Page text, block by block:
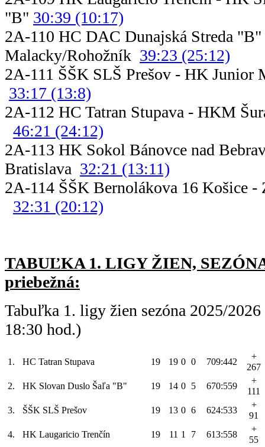
"B" 30:39 (10:17)
2A-110 HC DAC Dunajská Streda "B"
Malacky/Rohožník 39:23 (25:12)
2A-111 ŠŠK SLŠ Prešov -
33:17 (13:8)
2A-112 HC Tatran Stupava
46:21 (24:12)
2A-113 HK Sokol Bánovce nad
Bratislava 32:21 (13:11)
2A-114 ŠŠK Bernolákova 16 Košice
32:31 (20:12)
TABUĽKA 1. LIGY ŽIEN,
priebežná:
Tabuľka 1. ligy žien sezóna 2025/
18:30 hod.)
1. HC Tatran Stupava 19 19 0 0 709:442
+
267
2.
HK Slovan Duslo Šaľa "B" 19 14 0 5 670:559
+
111
3.
ŠŠK SLŠ Prešov 19 13 0 6 624:533
+
91
4.
HK Laugaricio Trenčín 19 11 1 7 613:558
+
55